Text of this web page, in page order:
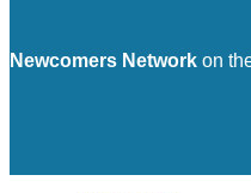
Newcomers Network on